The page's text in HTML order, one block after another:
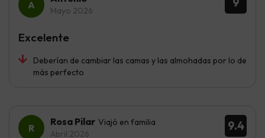
Mayo 2026
Deberían de cambiar las camas y las almohadas por lo de
más perfecto
Excelente
9.4
Rosa Pilar Viajó en familia
Abril 2026